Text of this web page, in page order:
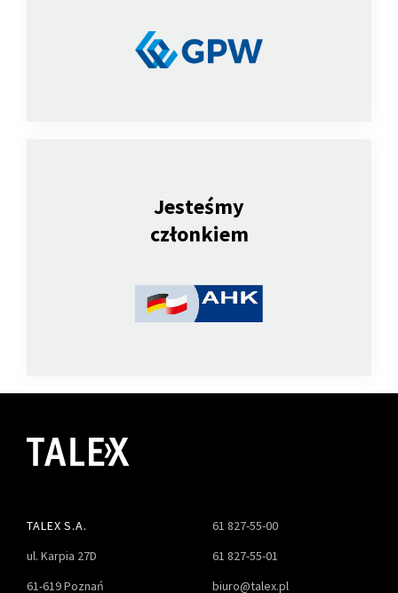
Jesteśmy
członkiem
TALEX S.A.
ul. Karpia 27D
61-619 Poznań
61 827-55-00
61 827-55-01
biuro@talex.pl